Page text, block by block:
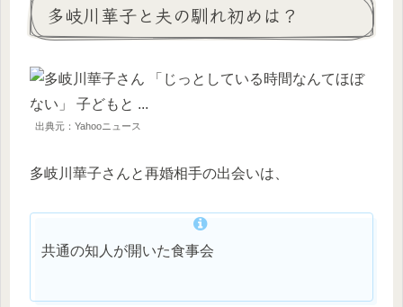
多岐川華子と夫の馴れ初めは？
出典元：Yahooニュース
多岐川華子さんと再婚相手の出会いは、
共通の知人が開いた食事会